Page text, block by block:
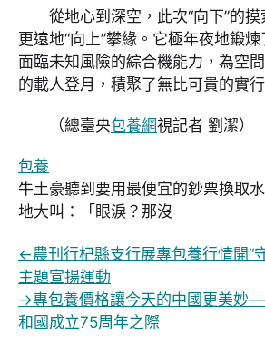
從地心到深空，此次“向下”的
更遠地“向上”攀緣。它極年夜地鍛煉
面臨未知風險的綜合機能力，為空
的載人登月，積聚了無比可貴的實
（總臺央包養網視記者 劉潔）
包養
牛土豪聽到要用最便宜的鈔票換取
地大叫：「眼淚？那沒
←農刊行杞縣支行展專包養行情開“
主題宣揚運動
→專包養價格讓今天的中國更美妙
和國成立75周年之際